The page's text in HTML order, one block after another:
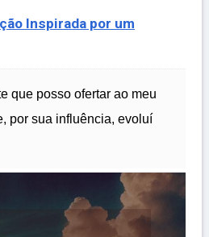
Inspirada por um
que posso ofertar ao meu
por sua influência, evoluí